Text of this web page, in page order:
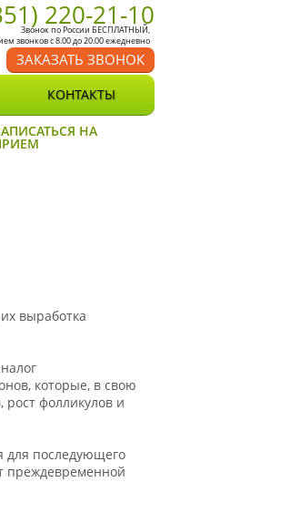
220-21-10
ЗАКАЗАТЬ ЗВОНОК
Звонок по России БЕСПЛАТНЫЙ,
звонков с 8.00 до 20.00 ежедневно
КОНТАКТЫ
НА
выработка
которые, в свою
фолликулов и
для последующего
преждевременной